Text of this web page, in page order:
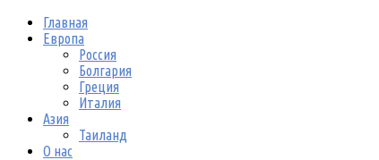
Главная
Европа
Россия
Болгария
Греция
Италия
Азия
Таиланд
О нас